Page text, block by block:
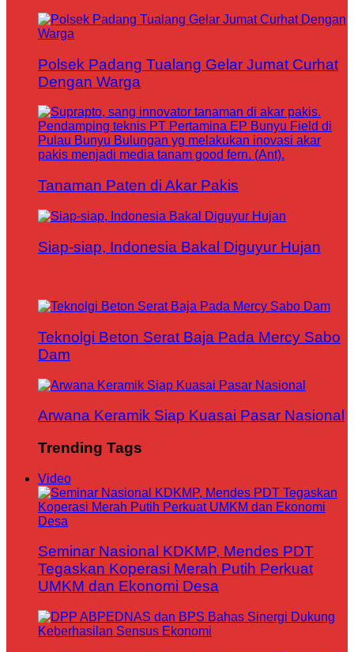
Polsek Padang Tualang Gelar Jumat Curhat
Dengan Warga
Tanaman Paten di Akar Pakis
Siap-siap, Indonesia Bakal Diguyur Hujan
Teknolgi Beton Serat Baja Pada Mercy Sabo
Dam
Arwana Keramik Siap Kuasai Pasar Nasional
Trending Tags
Video
Seminar Nasional KDKMP, Mendes PDT
Tegaskan Koperasi Merah Putih Perkuat
UMKM dan Ekonomi Desa